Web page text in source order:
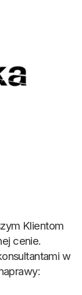
Klientom
cenie.
w